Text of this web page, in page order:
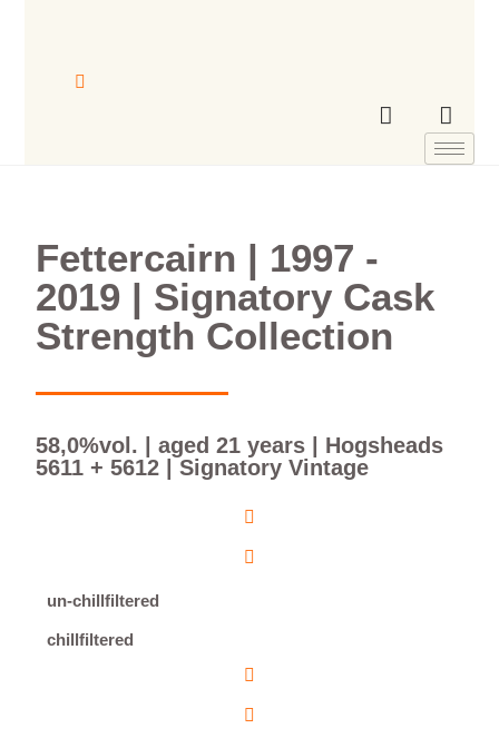
Fettercairn | 1997 -
2019 | Signatory Cask
Strength Collection
58,0%vol. | aged 21 years | Hogsheads
5611 + 5612 | Signatory Vintage
un-chillfiltered
chillfiltered